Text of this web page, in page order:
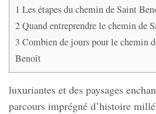
1 Les étapes du chemin de Saint
2Quand entreprendre le chemin de
3 Combien de jours pour le chemin
Benoît
luxuriantes et des paysages
parcours imprégné d’histoire